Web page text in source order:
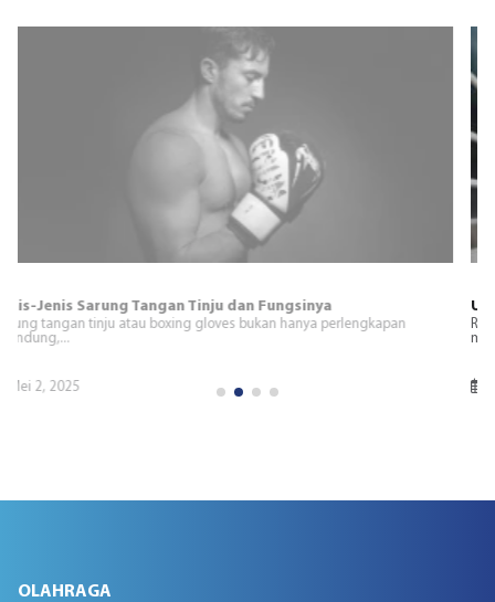
Ukuran Ring Tinju dan Dampaknya pada Pertandingan
Ring tinju adalah elemen penting dalam olahraga tinju yang
mempengaruhi...
Januari 2, 2025
OLAHRAGA